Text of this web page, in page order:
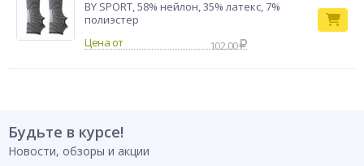
BY SPORT, 58% нейлон, 35% латекс, 7%
полиэстер
102.00
Будьте в курсе!
Новости, обзоры и акции